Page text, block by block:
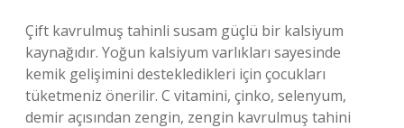
Çift kavrulmuş tahinli susam güçlü bir kalsiyum
kaynağıdır. Yoğun kalsiyum varlıkları sayesinde
kemik gelişimini destekledikleri için çocukları
tüketmeniz önerilir. C vitamini, çinko, selenyum,
demir açısından zengin, zengin kavrulmuş tahini